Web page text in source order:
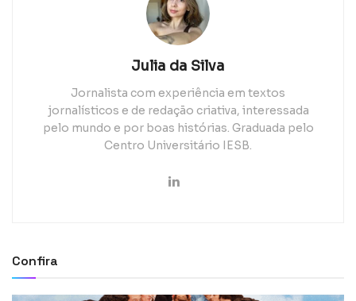
Julia da Silva
Jornalista com experiência em textos
jornalísticos e de redação criativa, interessada
pelo mundo e por boas histórias. Graduada pelo
Centro Universitário IESB.
Confira